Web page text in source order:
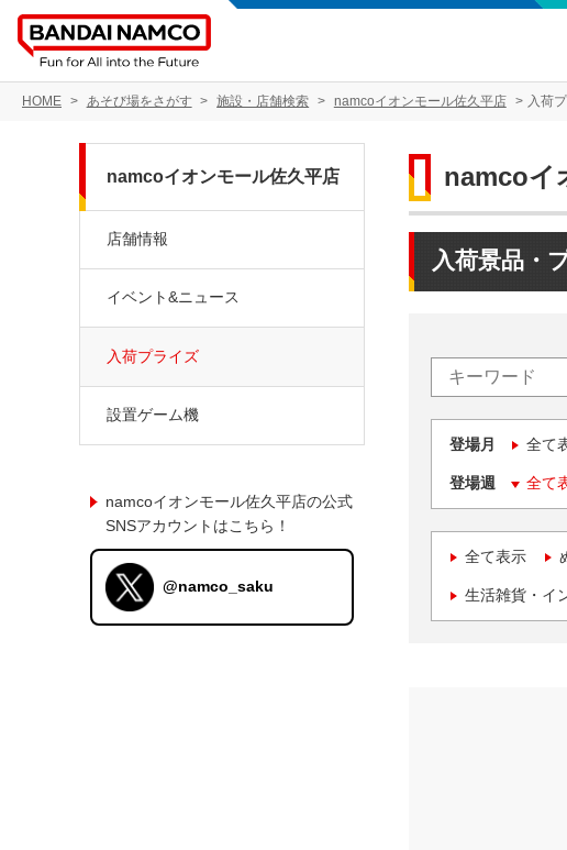
HOME あそび場をさがす 施設・店舗検索 namcoイオンモール佐久平店 入荷
namcoイ
入荷景品・
登場月 全て
登場週 全て
全て表示
生活雑貨・イ
namcoイオンモール佐久平店
店舗情報
イベント&ニュース
入荷プライズ
設置ゲーム機
namcoイオンモール佐久平店の公式
SNSアカウントはこちら！
@namco_saku